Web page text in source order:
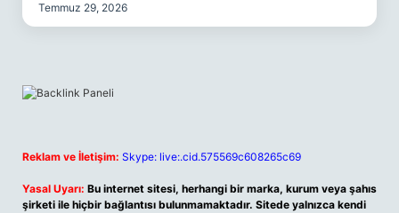
Temmuz 29, 2026
Reklam ve İletişim: Skype: live:.cid.575569c608265c69
Yasal Uyarı: Bu internet sitesi, herhangi bir marka, kurum veya şahıs
şirketi ile hiçbir bağlantısı bulunmamaktadır. Sitede yalnızca kendi